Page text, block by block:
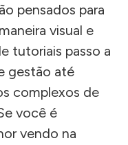
pensados para
visual e
tutoriais passo a
gestão até
complexos de
você é
vendo na